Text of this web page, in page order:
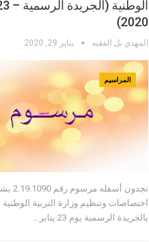
2020)
المهدي بل الفقيه يناير 29, 2020
المراسيم
تجدون أسفله
اختصاصات وتنظيم وزارة التربية الوطنية
بالجريدة الرسمية يوم 23 يناير…